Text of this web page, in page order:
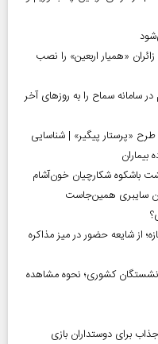
«همیار اربعین» را نصب
بخوانند | ثبت‌نام در سامانه سماح را به روز‌های آخر
طرح «پرستار پیگیر» | شناسایی
سایبری همین‌جاست
شایعه حضور در میز مذاکره
تومانی بازنشستگان کشوری؛ نحوه مشاهده